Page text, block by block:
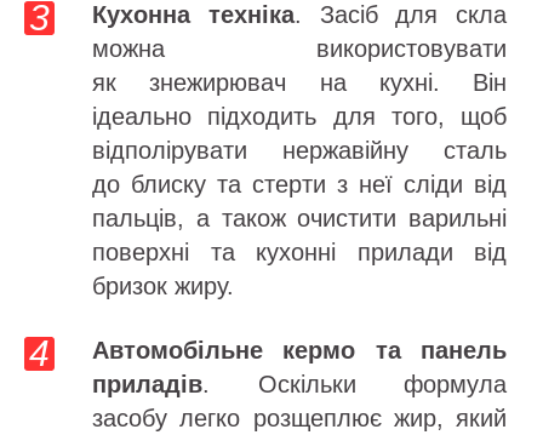
Кухонна техніка. Засіб для скла
можна використовувати
як знежирювач на кухні. Він
ідеально підходить для того, щоб
відполірувати нержавійну сталь
до блиску та стерти з неї сліди від
пальців, а також очистити варильні
поверхні та кухонні прилади від
бризок жиру.
Автомобільне кермо та панель
приладів. Оскільки формула
засобу легко розщеплює жир, який